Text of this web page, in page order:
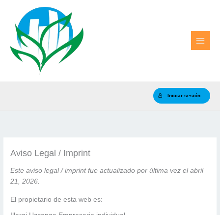
contenido
Iniciar sesión
Aviso Legal / Imprint
Este aviso legal / imprint fue actualizado por última vez el abril
21, 2026.
El propietario de esta web es: